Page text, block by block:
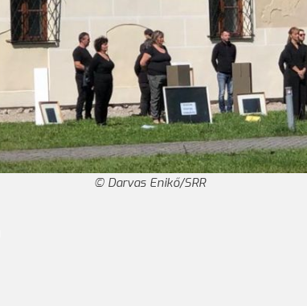
Darvas Enikő/SRR